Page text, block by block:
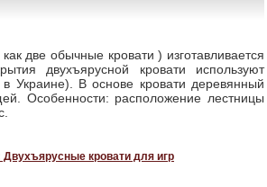
две обычные кровати ) изготавливается
двухъярусной кровати используют
Украине). В основе кровати деревянный
Особенности: расположение лестницы
кровати для игр